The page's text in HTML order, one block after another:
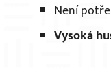
Není
Vysoká